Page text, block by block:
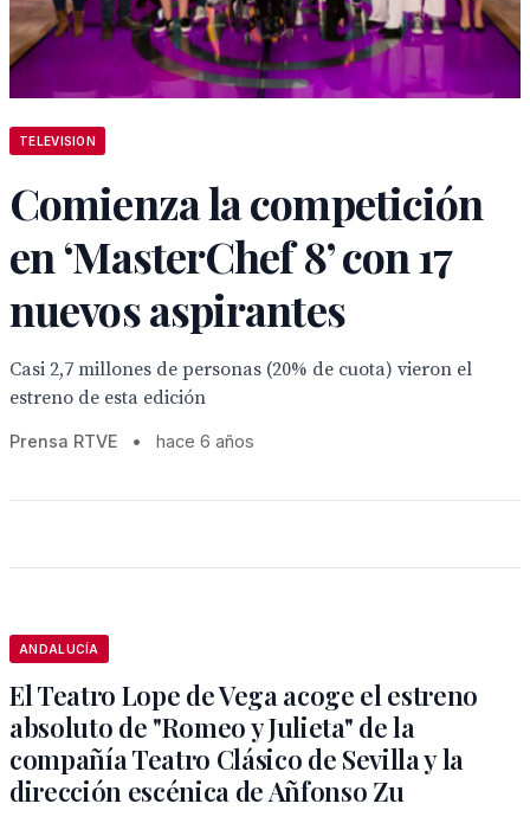
TELEVISION
Comienza la competición
en ‘MasterChef 8’ con 17
nuevos aspirantes
Casi 2,7 millones de personas (20% de cuota) vieron el
estreno de esta edición
Prensa RTVE • hace 6 años
ANDALUCÍA
El Teatro Lope de Vega acoge el estreno
absoluto de "Romeo y Julieta" de la
compañía Teatro Clásico de Sevilla y la
dirección escénica de Añfonso Zu